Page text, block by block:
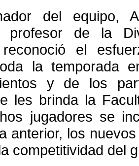
del equipo,
profesor de la
reconoció el
la temporada
y de los
les brinda la
jugadores se
anterior, los
competitividad del